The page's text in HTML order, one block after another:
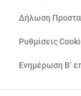
Δήλωση
Ρυθμίσεις
Ενημέρωση Β’